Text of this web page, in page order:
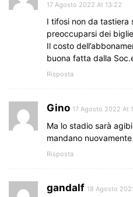
17 Agosto 2022 At 13:22
I tifosi non da tastiera
preoccuparsi dei
Il costo
buona fatta dalla
Risposta
Gino 17 Agosto 2022 At
Ma lo stadio sarà
mandano
Risposta
gandalf 18 Agosto